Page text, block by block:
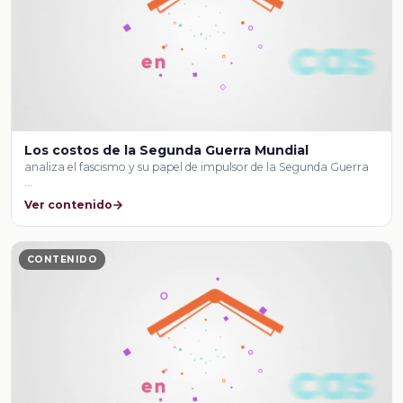
Los costos de la Segunda Guerra Mundial
analiza el fascismo y su papel de impulsor de la Segunda Guerra
…
Ver contenido
CONTENIDO